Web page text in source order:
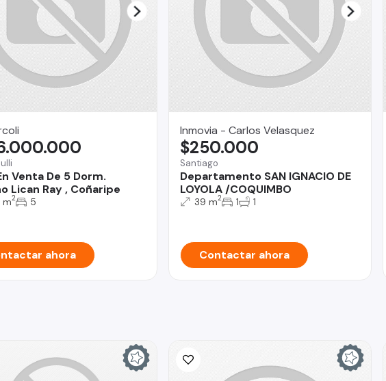
Venta De 5 Dorm.
Lican Ray , Coñaripe
2 5
ahora
Inmovia - Carlos Velasquez
Santiago
Departamento SAN IGNACIO DE
LOYOLA /COQUIMBO
$250.000
39 m2 1 1
Contactar ahora